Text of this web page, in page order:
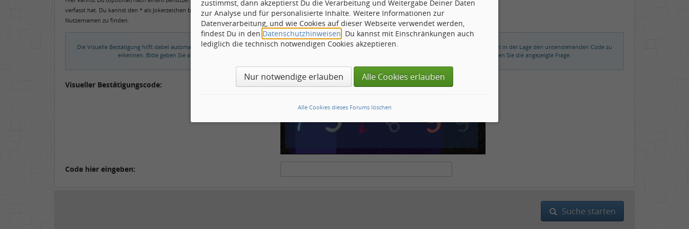
verfasst hat. Du kannst den * als Jokerzeichen benutzen, um ähnliche
Nutzernamen zu finden.
Die Visuelle Bestätigung hilft dabei automatische Spambots und Scripte von den Diensten dieses Forums abzuhalten. Derartige Scripte sind normalerweise nicht in der Lage den untenstehenden Code zu
erkennen. Bitte geben Sie also in das untenstehende Feld die Buchstaben und Zahlen ein, die Sie in dem Bild erkennen können oder beantworten Sie die angezeigte Frage.
Visueller Bestätigungscode:
Code hier eingeben:
Suche starten
zustimmst, dann akzeptierst Du die Verarbeitung und Weitergabe Deiner Daten
zur Analyse und für personalisierte Inhalte. Weitere Informationen zur
Datenverarbeitung, und wie Cookies auf dieser Webseite verwendet werden,
findest Du in den Datenschutzhinweisen . Du kannst mit Einschränkungen auch
lediglich die technisch notwendigen Cookies akzeptieren.
Nur notwendige erlauben Alle Cookies erlauben
Alle Cookies dieses Forums löschen